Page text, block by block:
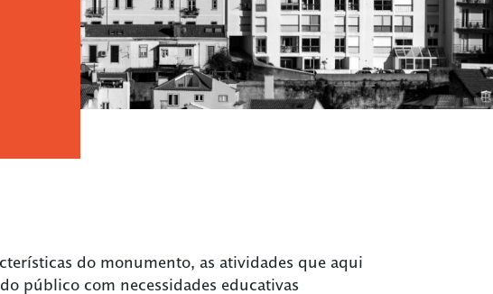
do monumento, as atividades que aqui
público com necessidades educativas